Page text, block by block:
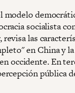
modelo
socialista
las
en China y
occidente. En
pública